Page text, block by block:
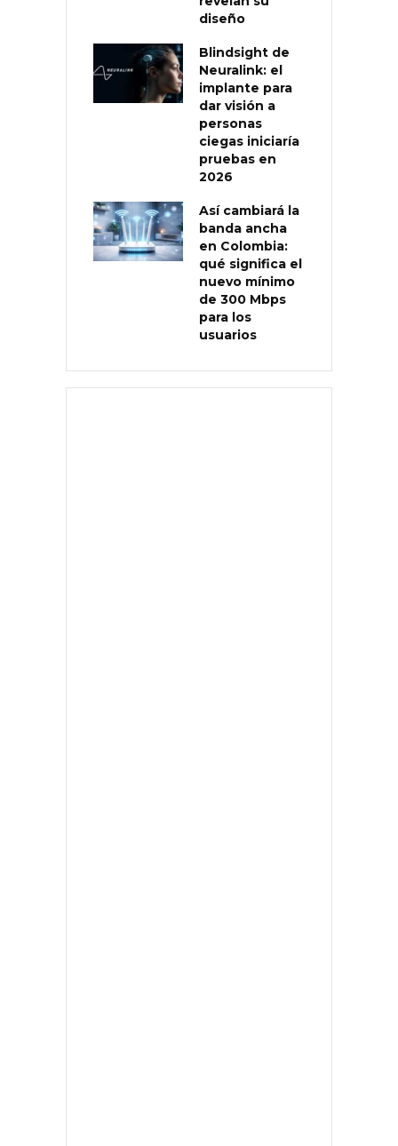
diseño
Blindsight de
Neuralink: el
implante para
dar visión a
personas
ciegas iniciaría
pruebas en
2026
Así cambiará la
banda ancha
en Colombia:
qué significa el
nuevo mínimo
de 300 Mbps
para los
usuarios